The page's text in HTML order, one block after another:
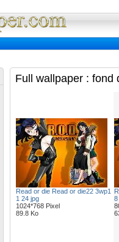
Full wallpaper : fond
Read or die Read or die22 3wp1
1 24 jpg
1024*768 Pixel
89.8 Ko
8